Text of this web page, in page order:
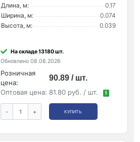
Длина, м:
0.17
Ширина, м:
0.074
Высота, м:
0.039
На складе 13180 шт.
Обновлено 08.08.2026
Розничная
цена:
90.89 / шт.
Оптовая цена: 81.80 руб. / шт. !
- + КУПИТЬ